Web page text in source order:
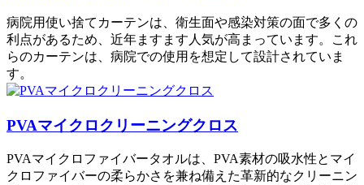
病院用使い捨てカーテンは、衛生面や感染対策の面で多くの
利点があるため、近年ますます人気が高まっています。これ
らのカーテンは、病院での使用を想定して設計されていま
す。
PVAマイクロクリーニングクロス
PVAマイクロファイバータオルは、PVA素材の吸水性とマイ
クロファイバーの柔らかさを兼ね備えた革新的なクリーニン